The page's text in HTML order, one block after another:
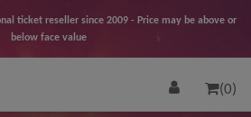
ticket reseller since 2009 - Price may be above or
below face value
(0)